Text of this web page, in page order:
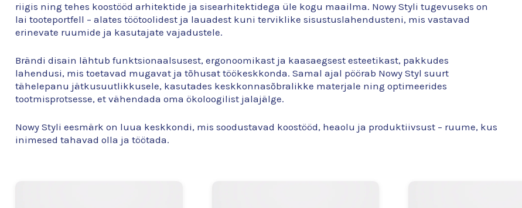
riigis ning tehes koostööd arhitektide ja sisearhitektidega üle kogu maailma. Nowy Styli tugevuseks on
lai tooteportfell – alates töötoolidest ja lauadest kuni terviklike sisustuslahendusteni, mis vastavad
erinevate ruumide ja kasutajate vajadustele.
Brändi disain lähtub funktsionaalsusest, ergonoomikast ja kaasaegsest esteetikast, pakkudes
lahendusi, mis toetavad mugavat ja tõhusat töökeskkonda. Samal ajal pöörab Nowy Styl suurt
tähelepanu jätkusuutlikkusele, kasutades keskkonnasõbralikke materjale ning optimeerides
tootmisprotsesse, et vähendada oma ökoloogilist jalajälge.
Nowy Styli eesmärk on luua keskkondi, mis soodustavad koostööd, heaolu ja produktiivsust – ruume, kus
inimesed tahavad olla ja töötada.